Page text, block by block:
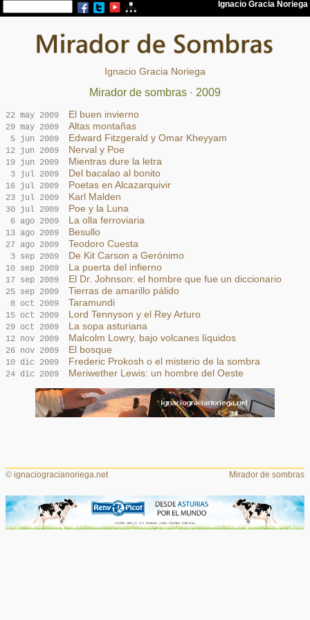
Ignacio Gracia Noriega
Mirador de sombras · 2009
22 may 2009 El buen invierno
29 may 2009 Altas montañas
5 jun 2009 Edward Fitzgerald y Omar Kheyyam
12 jun 2009 Nerval y Poe
19 jun 2009 Mientras dure la letra
3 jul 2009 Del bacalao al bonito
16 jul 2009 Poetas en Alcazarquivir
23 jul 2009 Karl Malden
30 jul 2009 Poe y la Luna
6 ago 2009 La olla ferroviaria
13 ago 2009 Besullo
27 ago 2009 Teodoro Cuesta
3 sep 2009 De Kit Carson a Gerónimo
10 sep 2009 La puerta del infierno
17 sep 2009 El Dr. Johnson: el hombre que fue un diccionario
25 sep 2009 Tierras de amarillo pálido
8 oct 2009 Taramundi
15 oct 2009 Lord Tennyson y el Rey Arturo
29 oct 2009 La sopa asturiana
12 nov 2009 Malcolm Lowry, bajo volcanes líquidos
26 nov 2009 El bosque
10 dic 2009 Frederic Prokosh o el misterio de la sombra
24 dic 2009 Meriwether Lewis: un hombre del Oeste
©ignaciogracianoriega.net Mirador de sombras